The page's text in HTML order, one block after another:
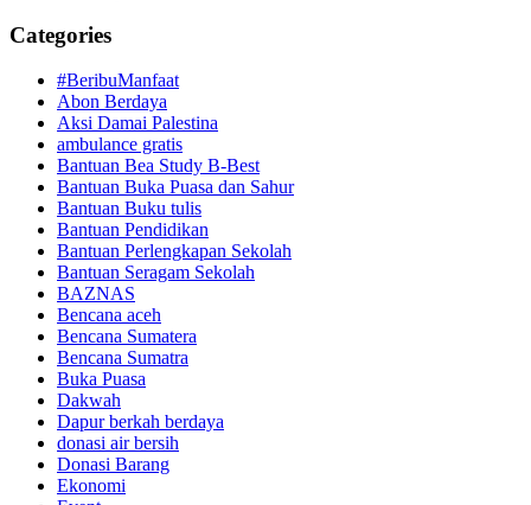
Categories
#BeribuManfaat
Abon Berdaya
Aksi Damai Palestina
ambulance gratis
Bantuan Bea Study B-Best
Bantuan Buka Puasa dan Sahur
Bantuan Buku tulis
Bantuan Pendidikan
Bantuan Perlengkapan Sekolah
Bantuan Seragam Sekolah
BAZNAS
Bencana aceh
Bencana Sumatera
Bencana Sumatra
Buka Puasa
Dakwah
Dapur berkah berdaya
donasi air bersih
Donasi Barang
Ekonomi